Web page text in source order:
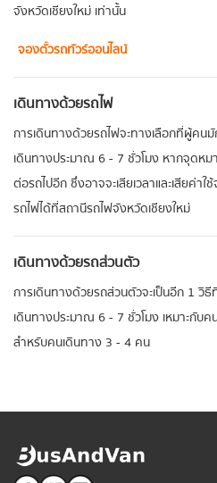
จังหวัดเชียงใหม่ เท่านั้น
จองตั๋วรถทัวร์ออนไลน์
เดินทางด้วยรถไฟ
การเดินทางด้วยรถไฟจะทางเลือกที่ผู้คนมั
เดินทางประมาณ 6 - 7 ชั่วโมง หากจุดห
ต่อรถไปอีก ซึ่งอาจจะเสียเวลาและเสียค่า
รถไฟได้ที่สถานีรถไฟจังหวัดเชียงใหม่
เดินทางด้วยรถส่วนตัว
การเดินทางด้วยรถส่วนตัวจะเป็นอีก 1 วิธี
เดินทางประมาณ 6 - 7 ชั่วโมง เหมาะกับ
สำหรับคนเดินทาง 3 - 4 คน